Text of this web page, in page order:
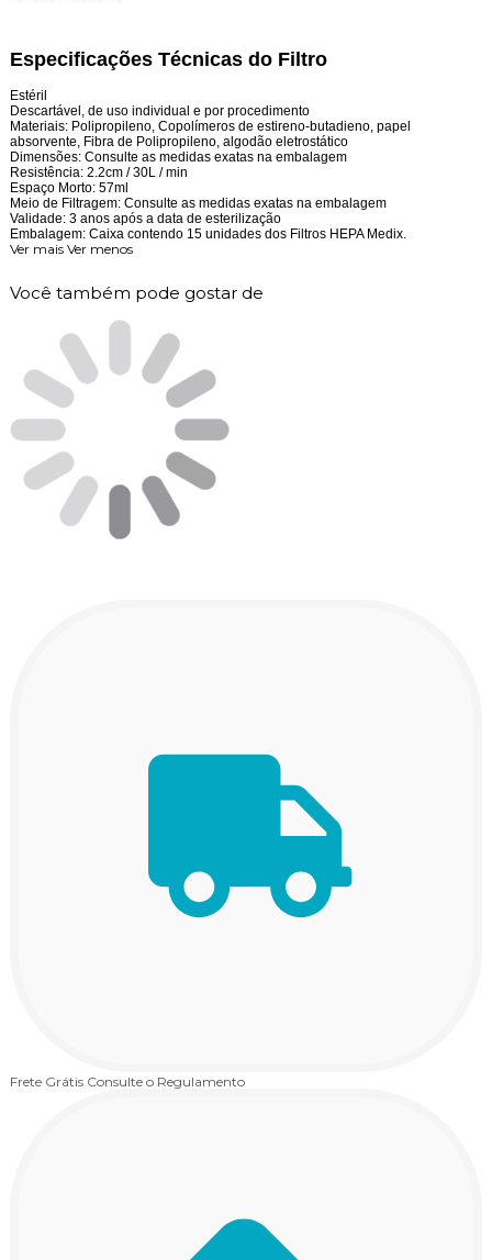
Especificações Técnicas do Filtro
Estéril
Descartável, de uso individual e por procedimento
Materiais: Polipropileno, Copolímeros de estireno-butadieno, papel
absorvente, Fibra de Polipropileno, algodão eletrostático
Dimensões: Consulte as medidas exatas na embalagem
Resistência: 2.2cm / 30L / min
Espaço Morto: 57ml
Meio de Filtragem: Consulte as medidas exatas na embalagem
Validade: 3 anos após a data de esterilização
Embalagem: Caixa contendo 15 unidades dos Filtros HEPA Medix.
Ver mais Ver menos
Você também pode gostar de
Frete Grátis Consulte o Regulamento